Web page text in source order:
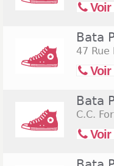
Voir
Bata
47 Rue
Voir
Bata
C.C.
Voir